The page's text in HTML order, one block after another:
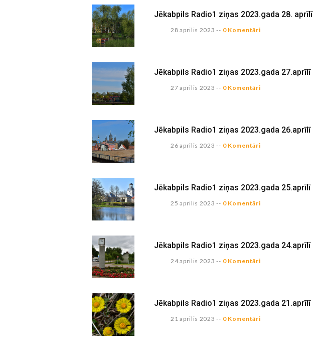
Jēkabpils Radio1 ziņas 2023.gada 28. aprīlī
28 aprilis 2023 -- 0 Komentāri
Jēkabpils Radio1 ziņas 2023.gada 27.aprīlī
27 aprilis 2023 -- 0 Komentāri
Jēkabpils Radio1 ziņas 2023.gada 26.aprīlī
26 aprilis 2023 -- 0 Komentāri
Jēkabpils Radio1 ziņas 2023.gada 25.aprīlī
25 aprilis 2023 -- 0 Komentāri
Jēkabpils Radio1 ziņas 2023.gada 24.aprīlī
24 aprilis 2023 -- 0 Komentāri
Jēkabpils Radio1 ziņas 2023.gada 21.aprīlī
21 aprilis 2023 -- 0 Komentāri